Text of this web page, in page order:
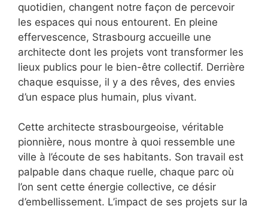
quotidien, changent notre façon de percevoir
les espaces qui nous entourent. En pleine
effervescence, Strasbourg accueille une
architecte dont les projets vont transformer les
lieux publics pour le bien-être collectif. Derrière
chaque esquisse, il y a des rêves, des envies
d’un espace plus humain, plus vivant.
Cette architecte strasbourgeoise, véritable
pionnière, nous montre à quoi ressemble une
ville à l’écoute de ses habitants. Son travail est
palpable dans chaque ruelle, chaque parc où
l’on sent cette énergie collective, ce désir
d’embellissement. L’impact de ses projets sur la